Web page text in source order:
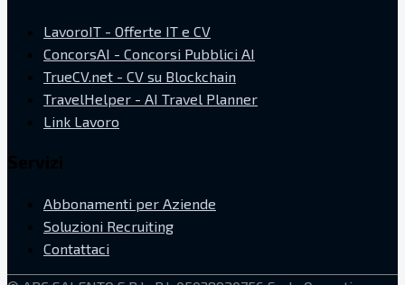
LavoroIT - Offerte IT e CV
ConcorsAI - Concorsi Pubblici AI
TrueCV.net - CV su Blockchain
TravelHelper - AI Travel Planner
Link Lavoro
Abbonamenti per Aziende
Soluzioni Recruiting
Contattaci